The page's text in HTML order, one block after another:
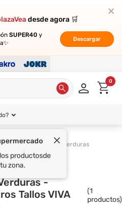
desde agora 🛒
SUPER40 y
Descargar
desde agora 🛒
SUPER40 y
Descargar
0
productosde
zona.
y Verduras Verduras
-
Tallos VIVA
(1
productos)